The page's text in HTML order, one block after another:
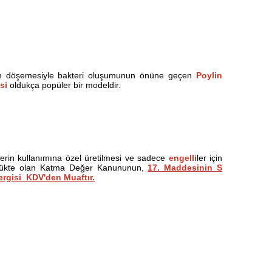
bakteri oluşumunun önüne geçen Poylin
oldukça popüler bir modeldir.
kullanımına özel üretilmesi ve sadece engelliler için
olan Katma Değer Kanununun,
17. Maddesinin S
KDV'den Muaftır.